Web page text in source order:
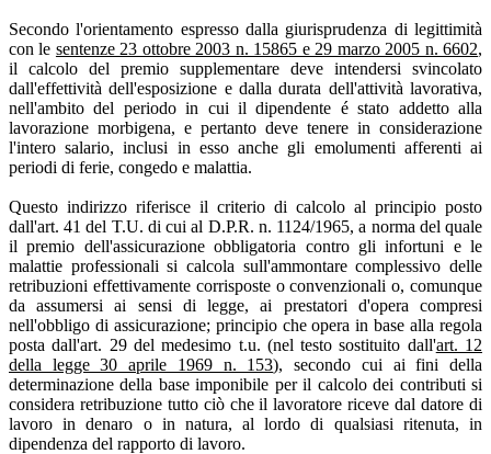
Secondo l'orientamento espresso dalla giurisprudenza di legittimità
con le sentenze 23 ottobre 2003 n. 15865 e 29 marzo 2005 n. 6602,
il calcolo del premio supplementare deve intendersi svincolato
dall'effettività dell'esposizione e dalla durata dell'attività lavorativa,
nell'ambito del periodo in cui il dipendente é stato addetto alla
lavorazione morbigena, e pertanto deve tenere in considerazione
l'intero salario, inclusi in esso anche gli emolumenti afferenti ai
periodi di ferie, congedo e malattia.
Questo indirizzo riferisce il criterio di calcolo al principio posto
dall'art. 41 del T.U. di cui al D.P.R. n. 1124/1965, a norma del quale
il premio dell'assicurazione obbligatoria contro gli infortuni e le
malattie professionali si calcola sull'ammontare complessivo delle
retribuzioni effettivamente corrisposte o convenzionali o, comunque
da assumersi ai sensi di legge, ai prestatori d'opera compresi
nell'obbligo di assicurazione; principio che opera in base alla regola
posta dall'art. 29 del medesimo t.u. (nel testo sostituito dall'art. 12
della legge 30 aprile 1969 n. 153), secondo cui ai fini della
determinazione della base imponibile per il calcolo dei contributi si
considera retribuzione tutto ciò che il lavoratore riceve dal datore di
lavoro in denaro o in natura, al lordo di qualsiasi ritenuta, in
dipendenza del rapporto di lavoro.